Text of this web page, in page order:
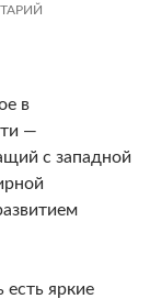
в
—
с западной
яркие